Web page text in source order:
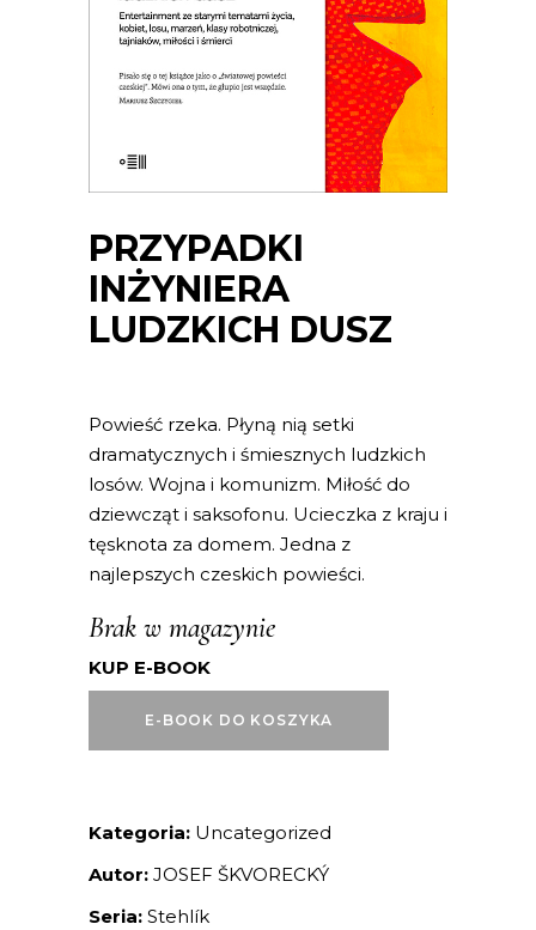
PRZYPADKI
INŻYNIERA
LUDZKICH DUSZ
Powieść rzeka. Płyną nią setki
dramatycznych i śmiesznych ludzkich
losów. Wojna i komunizm. Miłość do
dziewcząt i saksofonu. Ucieczka z kraju i
tęsknota za domem. Jedna z
najlepszych czeskich powieści.
Brak w magazynie
KUP E-BOOK
E-BOOK DO KOSZYKA
Kategoria: Uncategorized
Autor: JOSEF ŠKVORECKÝ
Seria: Stehlík